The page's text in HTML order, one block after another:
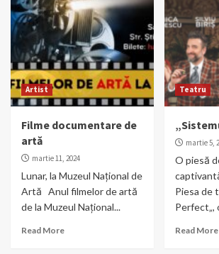
Artist
Filme documentare de
artă
martie 11, 2024
Lunar, la Muzeul Național de
Artă Anul filmelor de artă
de la Muzeul Național...
Read More
Teatru
martie 5,
O piesă
Piesa de
Perfect„,
Read More